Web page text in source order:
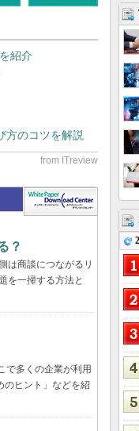
紹介
方のコツを解説
？
は商談につながるリ
を一掃する方法と
で多くの企業が利用
のヒント」などを紹